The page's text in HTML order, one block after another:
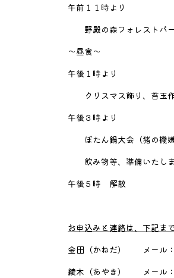
午前１１時より
野殿の森フォレストパ
～昼食～
午後１時より
クリスマス飾り、苔玉作
午後３時より
ぼたん鍋大会（猪の機嫌
飲み物等、準備いたし
午後５時 解散
お申込みと連絡は、下記ま
金田（かねだ） メール
綾木（あやき） メー